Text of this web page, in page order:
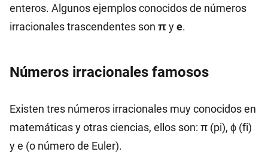
enteros. Algunos ejemplos conocidos de números
irracionales trascendentes son πye.
Números irracionales famosos
Existen tres números irracionales muy conocidos en
matemáticas y otras ciencias, ellos son: π (pi), ϕ (fi)
y e (o número de Euler).